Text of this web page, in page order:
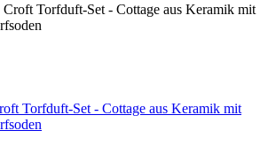
Torfduft-Set - Cottage aus Keramik mit